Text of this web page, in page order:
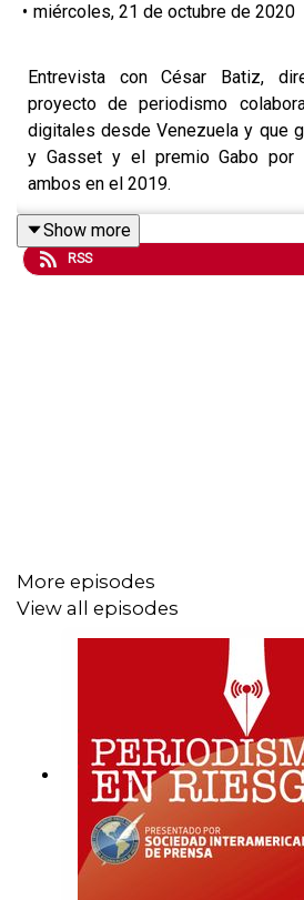
• miércoles, 21 de octubre de 2020
Entrevista con César Batiz,
proyecto de periodismo
digitales desde Venezuela y que
y Gasset y el premio Gabo por
ambos en el 2019.
Cuenta del bloqueo institucional
Show more
RSS
More episodes
View all episodes